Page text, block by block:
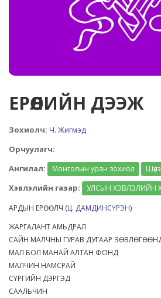
ЕРӨӨЛИЙН ДЭЭЖ
Зохиолч: Ч. Жигмэд
Орчуулагч:
Ангилал:
Монголын уран зохиол
Хэвлэлийн газар:
УЛСЫН ХЭВЛЭЛИЙН
АРДЫН ЕРӨӨЛЧ (Ц. ДАМДИНСҮРЭН)
ЖАРГАЛАНТ АМЬДРАЛ
САЙН МАЛЧНЫ ГУРАВ ДУГААР
МАЛ БОЛ МАНАЙ АЛТАН ФОНД
МАЛЧИН НАМСРАЙ
СҮРГИЙН ДЭРГЭД
СААЛЬЧИН